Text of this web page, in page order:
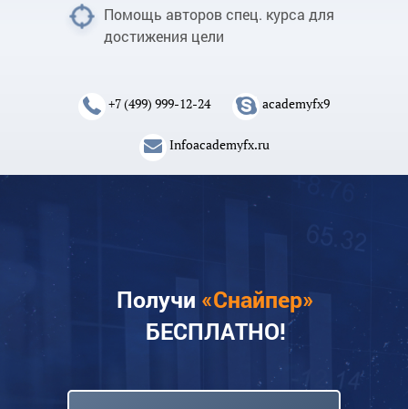
Получи «Снайпер»
БЕСПЛАТНО!
Помощь авторов спец. курса для
достижения цели
+7 (499) 999-12-24 academyfx9
Infoacademyfx.ru